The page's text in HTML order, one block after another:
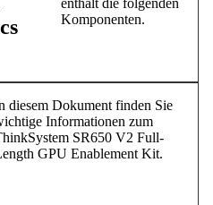
enthält die folgenden
Komponenten.
diesem Dokument finden Sie
Informationen zum
SR650 V2 Full-
GPU Enablement Kit.